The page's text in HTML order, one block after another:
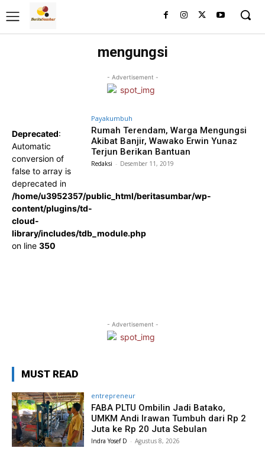
mengungsi
- Advertisement -
Deprecated:
Automatic
conversion of
false to array is
deprecated in
/home/u3952357/public_html/beritasumbar/wp-
content/plugins/td-
cloud-
library/includes/tdb_module.php
on line 350
Payakumbuh
Rumah Terendam, Warga Mengungsi
Akibat Banjir, Wawako Erwin Yunaz
Terjun Berikan Bantuan
Redaksi - Desember 11, 2019
- Advertisement -
MUST READ
entrepreneur
FABA PLTU Ombilin Jadi Batako,
UMKM Andi Irawan Tumbuh dari Rp 2
Juta ke Rp 20 Juta Sebulan
Indra Yosef D - Agustus 8, 2026